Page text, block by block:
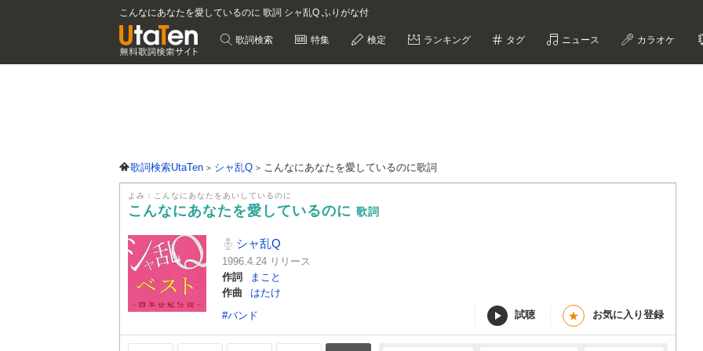
こんなにあなたを愛しているのに 歌詞 シャ乱Q ふりがな付
歌詞検索 特集 検定 ランキング タグ ニュース カラオケ
歌詞検索UtaTen シャ乱Q こんなにあなたを愛しているのに歌詞
よみ：こんなにあなたをあいしているのに
こんなにあなたを愛しているのに 歌詞
シャ乱Q
1996.4.24 リリース
作詞
まこと
作曲
はたけ
#バンド
試聴 ★ お気に入り登録